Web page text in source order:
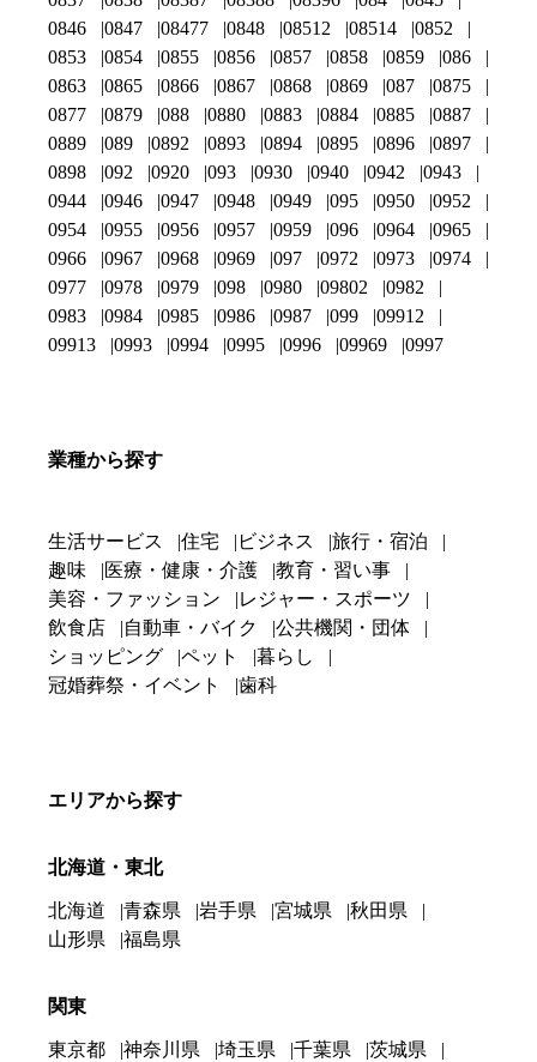
0846
0847 08477 0848 08512 08514
0852
0853
0854 0855 0856 0857 0858 0859
086
0863
0865 0866 0867 0868 0869 087
0875
0877
0879 088 0880 0883 0884 0885
0887
0889
089 0892 0893 0894 0895 0896
0897
0898
092 0920 093 0930 0940 0942
0943
0944
0946 0947 0948 0949 095 0950
0952
0954
0955 0956 0957 0959 096 0964
0965
0966
0967 0968 0969 097 0972 0973
0974
0977
0978 0979 098 0980 09802
0982
0983
0984 0985 0986 0987 099
09912
09913
0993 0994 0995 0996 09969 0997
業種から探す
生活サービス 住宅 ビジネス
旅行・宿泊
趣味
医療・健康・介護
教育・習い事
美容・ファッション
レジャー・スポーツ
飲食店
自動車・バイク
公共機関・団体
ショッピング
ペット
暮らし
冠婚葬祭・イベント
歯科
エリアから探す
北海道・東北
北海道 青森県 岩手県 宮城県
秋田県
山形県
福島県
関東
東京都 神奈川県 埼玉県 千葉県
茨城県